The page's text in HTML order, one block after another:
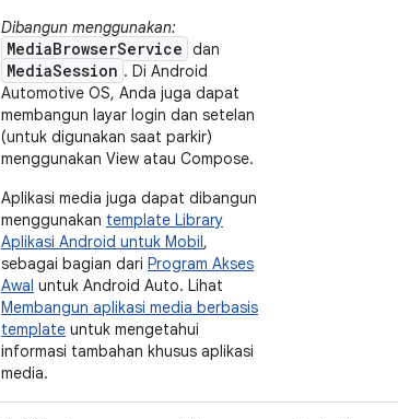
Dibangun menggunakan:
MediaBrowserService dan
MediaSession . Di Android
Automotive OS, Anda juga dapat
membangun layar login dan setelan
(untuk digunakan saat parkir)
menggunakan View atau Compose.
Aplikasi media juga dapat dibangun
menggunakan template Library
Aplikasi Android untuk Mobil,
sebagai bagian dari Program Akses
Awal untuk Android Auto. Lihat
Membangun aplikasi media berbasis
template untuk mengetahui
informasi tambahan khusus aplikasi
media.